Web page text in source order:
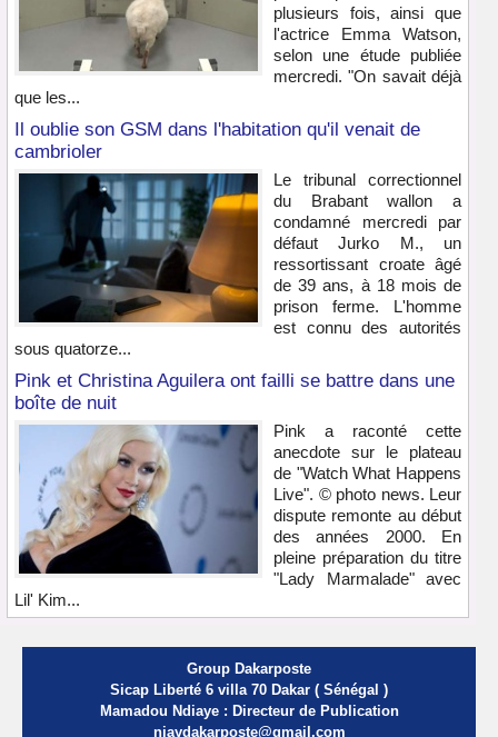
plusieurs fois, ainsi que
l'actrice Emma Watson,
selon une étude publiée
mercredi. "On savait déjà
que les...
Il oublie son GSM dans l'habitation qu'il venait de
cambrioler
Le tribunal correctionnel
du Brabant wallon a
condamné mercredi par
défaut Jurko M., un
ressortissant croate âgé
de 39 ans, à 18 mois de
prison ferme. L'homme
est connu des autorités
sous quatorze...
Pink et Christina Aguilera ont failli se battre dans une
boîte de nuit
Pink a raconté cette
anecdote sur le plateau
de "Watch What Happens
Live". © photo news. Leur
dispute remonte au début
des années 2000. En
pleine préparation du titre
"Lady Marmalade" avec
Lil' Kim...
Group Dakarposte
Sicap Liberté 6 villa 70 Dakar ( Sénégal )
Mamadou Ndiaye : Directeur de Publication
njaydakarposte@gmail.com